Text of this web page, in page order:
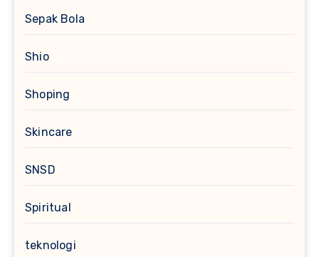
Sepak Bola
Shio
Shoping
Skincare
SNSD
Spiritual
teknologi